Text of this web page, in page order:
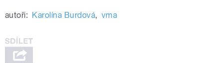
autoři: Karolína Burdová, vma